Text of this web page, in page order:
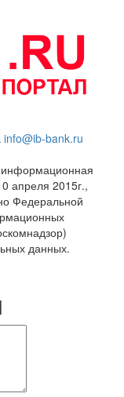
info@ib-bank.ru
апреля 2015г.,
Федеральной
данных.